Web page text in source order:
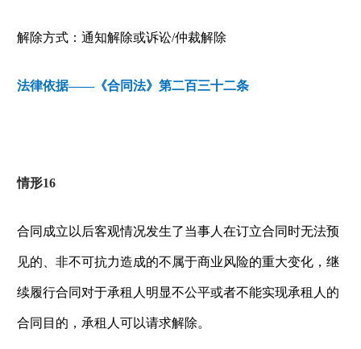
解除方式：通知解除或诉讼/仲裁解除
法律依据——《合同法》第二百三十二条
情形16
合同成立以后客观情况发生了当事人在订立合同时无法预
见的、非不可抗力造成的不属于商业风险的重大变化，继
续履行合同对于承租人明显不公平或者不能实现承租人的
合同目的，承租人可以请求解除。